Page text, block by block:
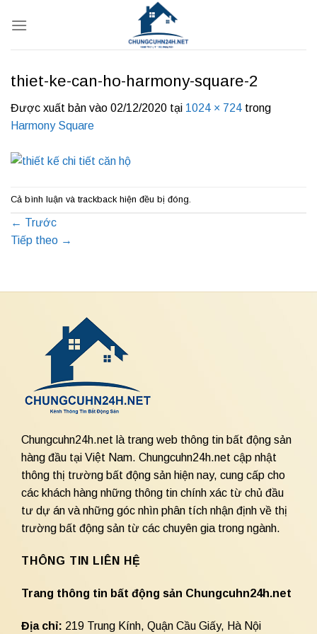
qua
thiet-ke-can-ho-harmony-square-2
Được xuất bản vào 02/12/2020 tại 1024 × 724 trong
Harmony Square
Cả bình luận và trackback hiện đều bị đóng.
← Trước
Tiếp theo →
Chungcuhn24h.net là trang web thông tin bất động sản
hàng đầu tại Việt Nam. Chungcuhn24h.net cập nhật
thông thị trường bất động sản hiện nay, cung cấp cho
các khách hàng những thông tin chính xác từ chủ đầu
tư dự án và những góc nhìn phân tích nhận định về thị
trường bất động sản từ các chuyên gia trong ngành.
THÔNG TIN LIÊN HỆ
Trang thông tin bất động sản Chungcuhn24h.net
Địa chỉ: 219 Trung Kính, Quận Cầu Giấy, Hà Nội